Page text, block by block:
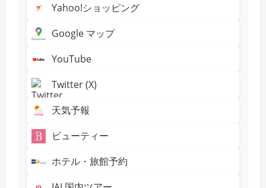
Yahoo!ショッピング
Google マップ
YouTube
Twitter (X)
天気予報
ビューティー
ホテル・旅館予約